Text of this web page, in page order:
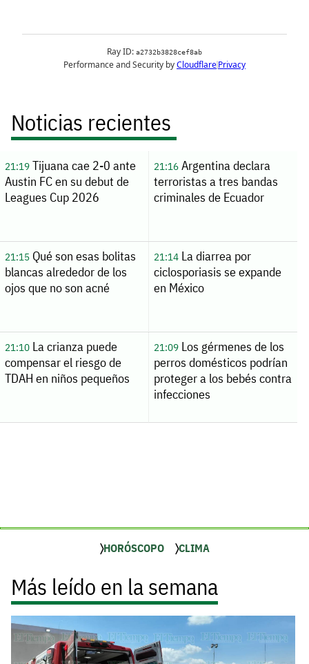
Noticias recientes
21:19Tijuana cae 2-0 ante
Austin FC en su debut de
Leagues Cup 2026
21:16Argentina declara
terroristas a tres bandas
criminales de Ecuador
21:15Qué son esas bolitas
blancas alrededor de los
ojos que no son acné
21:14La diarrea por
ciclosporiasis se expande
en México
21:10La crianza puede
compensar el riesgo de
TDAH en niños pequeños
21:09Los gérmenes de los
perros domésticos podrían
proteger a los bebés contra
infecciones
HORÓSCOPO CLIMA
Más leído en la semana